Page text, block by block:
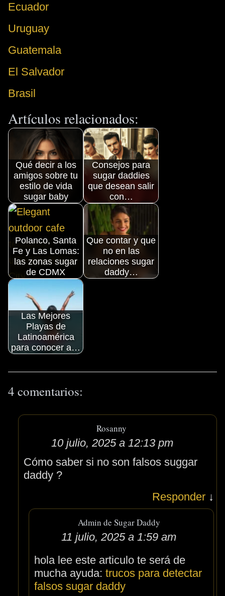
Ecuador
Uruguay
Guatemala
El Salvador
Brasil
Artículos relacionados:
Qué decir a los
amigos sobre tu
estilo de vida
sugar baby
Consejos para
sugar daddies
que desean salir
con…
Polanco, Santa
Fe y Las Lomas:
las zonas sugar
de CDMX
Que contar y que
no en las
relaciones sugar
daddy…
Las Mejores
Playas de
Latinoamérica
para conocer a…
4 comentarios:
Rosanny
10 julio, 2025 a 12:13 pm
Cómo saber si no son falsos suggar
daddy ?
Responder ↓
Admin de Sugar Daddy
11 julio, 2025 a 1:59 am
hola lee este articulo te será de
mucha ayuda: trucos para detectar
falsos sugar daddy